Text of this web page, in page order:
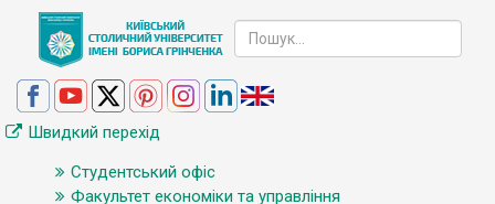
Швидкий перехід
Студентський офіс
Факультет економіки та управління